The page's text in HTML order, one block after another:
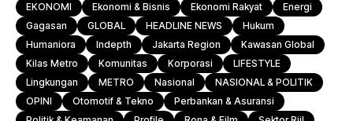
EKONOMI
Ekonomi & Bisnis Ekonomi Rakyat
Energi
Gagasan
GLOBAL HEADLINE NEWS
Hukum
Humaniora
Indepth Jakarta Region
Kawasan Global
Kilas Metro
Komunitas Korporasi
LIFESTYLE
Lingkungan
METRO Nasional
NASIONAL & POLITIK
OPINI
Otomotif & Tekno
Perbankan & Asuransi